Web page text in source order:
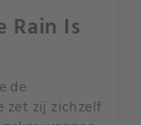
Rain Is
de
zet zij zichzelf